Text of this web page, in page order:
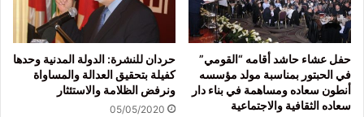
حفل عشاء حاشد أقامه “القومي”
في الحبتور بمناسبة مولد مؤسسه
أنطون سعاده ومساهمة في بناء دار
سعاده الثقافية والاجتماعية
حردان للنشرة: الدولة المدنية وحدها
كفيلة بتحقيق العدالة والمساواة
ونرفض الظلامة والاستئثار
05/05/2020